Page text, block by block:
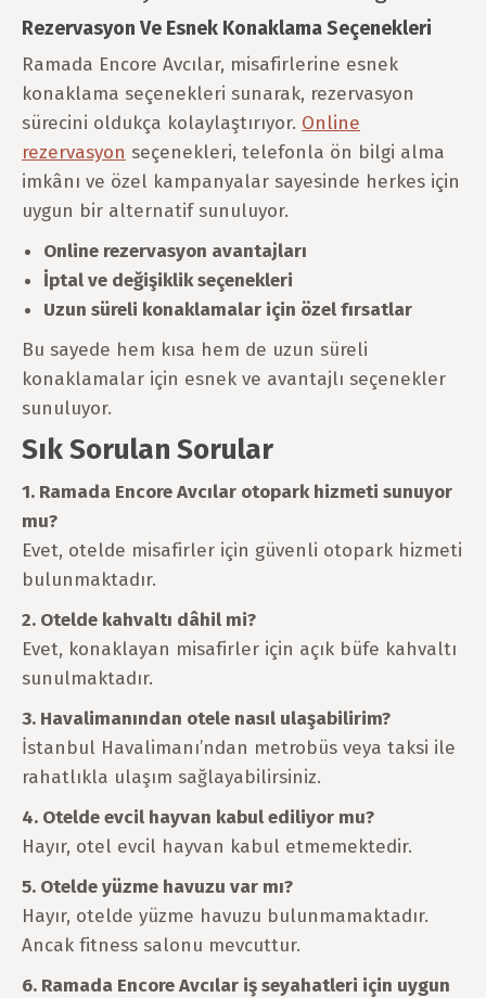
Rezervasyon Ve Esnek Konaklama Seçenekleri
Ramada Encore Avcılar, misafirlerine esnek
konaklama seçenekleri sunarak, rezervasyon
sürecini oldukça kolaylaştırıyor. Online
rezervasyon seçenekleri, telefonla ön bilgi alma
imkânı ve özel kampanyalar sayesinde herkes için
uygun bir alternatif sunuluyor.
Online rezervasyon avantajları
İptal ve değişiklik seçenekleri
Uzun süreli konaklamalar için özel fırsatlar
Bu sayede hem kısa hem de uzun süreli
konaklamalar için esnek ve avantajlı seçenekler
sunuluyor.
Sık Sorulan Sorular
1. Ramada Encore Avcılar otopark hizmeti sunuyor
mu?
Evet, otelde misafirler için güvenli otopark hizmeti
bulunmaktadır.
2. Otelde kahvaltı dâhil mi?
Evet, konaklayan misafirler için açık büfe kahvaltı
sunulmaktadır.
3. Havalimanından otele nasıl ulaşabilirim?
İstanbul Havalimanı’ndan metrobüs veya taksi ile
rahatlıkla ulaşım sağlayabilirsiniz.
4. Otelde evcil hayvan kabul ediliyor mu?
Hayır, otel evcil hayvan kabul etmemektedir.
5. Otelde yüzme havuzu var mı?
Hayır, otelde yüzme havuzu bulunmamaktadır.
Ancak fitness salonu mevcuttur.
6. Ramada Encore Avcılar iş seyahatleri için uygun